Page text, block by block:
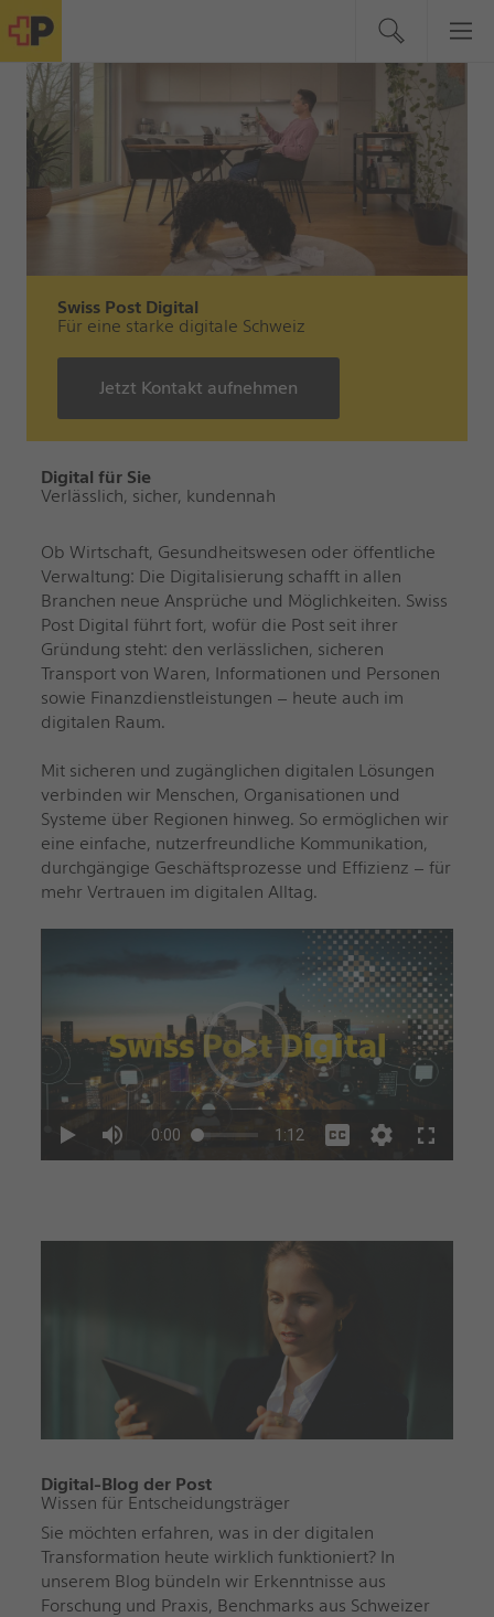
Swiss Post Digital
Für eine starke digitale Schweiz
Jetzt Kontakt aufnehmen
Digital für Sie
Verlässlich, sicher, kundennah
Ob Wirtschaft, Gesundheitswesen oder öffentliche
Verwaltung: Die Digitalisierung schafft in allen
Branchen neue Ansprüche und Möglichkeiten. Swiss
Post Digital führt fort, wofür die Post seit ihrer
Gründung steht: den verlässlichen, sicheren
Transport von Waren, Informationen und Personen
sowie Finanzdienstleistungen – heute auch im
digitalen Raum.
Mit sicheren und zugänglichen digitalen Lösungen
verbinden wir Menschen, Organisationen und
Systeme über Regionen hinweg. So ermöglichen wir
eine einfache, nutzerfreundliche Kommunikation,
durchgängige Geschäftsprozesse und Effizienz – für
mehr Vertrauen im digitalen Alltag.
Digital-Blog der Post
Wissen für Entscheidungsträger
Sie möchten erfahren, was in der digitalen
Transformation heute wirklich funktioniert? In
unserem Blog bündeln wir Erkenntnisse aus
Forschung und Praxis, Benchmarks aus Schweizer